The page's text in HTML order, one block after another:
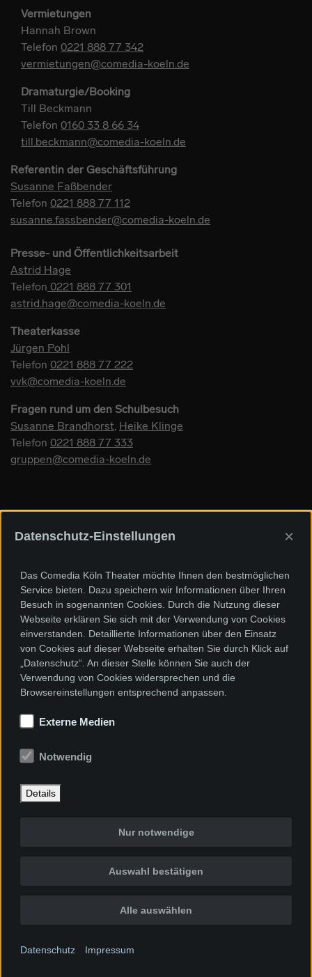
Vermietungen
Hannah Brown
Telefon 0221 888 77 342
vermietungen@comedia-koeln.de
Dramaturgie/Booking
Till Beckmann
Telefon 0160 33 8 66 34
till.beckmann@comedia-koeln.de
Referentin der Geschäftsführung
Susanne Faßbender
Telefon 0221 888 77 112
susanne.fassbender@comedia-koeln.de
Presse- und Öffentlichkeitsarbeit
Astrid Hage
Telefon 0221 888 77 301
astrid.hage@comedia-koeln.de
Theaterkasse
Jürgen Pohl
Telefon 0221 888 77 222
vvk@comedia-koeln.de
Fragen rund um den Schulbesuch
Susanne Brandhorst, Heike Klinge
Telefon 0221 888 77 333
gruppen@comedia-koeln.de
Sponsoren und Förderer
Datenschutz-Einstellungen ×
Das Comedia Köln Theater möchte Ihnen den bestmöglichen
Service bieten. Dazu speichern wir Informationen über Ihren
Besuch in sogenannten Cookies. Durch die Nutzung dieser
Webseite erklären Sie sich mit der Verwendung von Cookies
einverstanden. Detaillierte Informationen über den Einsatz
von Cookies auf dieser Webseite erhalten Sie durch Klick auf
„Datenschutz“. An dieser Stelle können Sie auch der
Verwendung von Cookies widersprechen und die
Browsereinstellungen entsprechend anpassen.
Externe Medien
Notwendig
Details
Nur notwendige
Auswahl bestätigen
Alle auswählen
Datenschutz Impressum